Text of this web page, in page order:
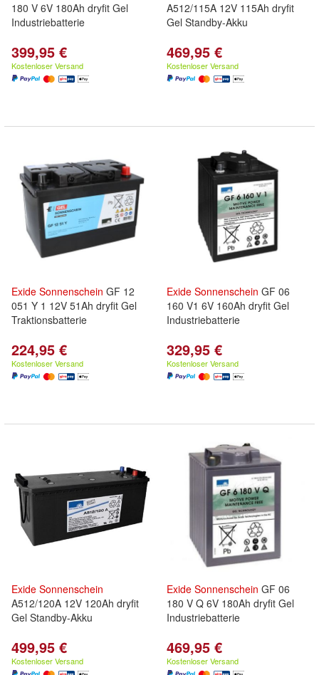
180 V 6V 180Ah dryfit Gel
Industriebatterie
399,95 €
Kostenloser Versand
A512/115A 12V 115Ah dryfit
Gel Standby-Akku
469,95 €
Kostenloser Versand
Exide Sonnenschein GF 12
051 Y 1 12V 51Ah dryfit Gel
Traktionsbatterie
224,95 €
Kostenloser Versand
Exide Sonnenschein GF 06
160 V1 6V 160Ah dryfit Gel
Industriebatterie
329,95 €
Kostenloser Versand
Exide Sonnenschein
A512/120A 12V 120Ah dryfit
Gel Standby-Akku
499,95 €
Kostenloser Versand
Exide Sonnenschein GF 06
180 V Q 6V 180Ah dryfit Gel
Industriebatterie
469,95 €
Kostenloser Versand